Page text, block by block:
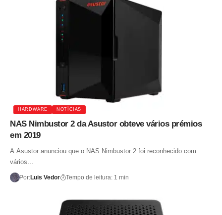
HARDWARE NOTÍCIAS
NAS Nimbustor 2 da Asustor obteve vários prémios
em 2019
A Asustor anunciou que o NAS Nimbustor 2 foi reconhecido com
vários…
Por:Luis Vedor Tempo de leitura: 1 min